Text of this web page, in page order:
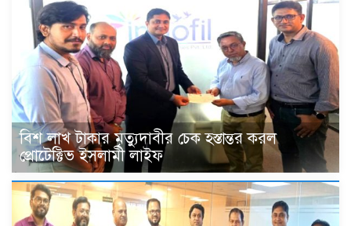
বিশ লাখ টাকার মৃত্যুদাবীর চেক হস্তান্তর করল
প্রোটেক্টিভ ইসলামী লাইফ